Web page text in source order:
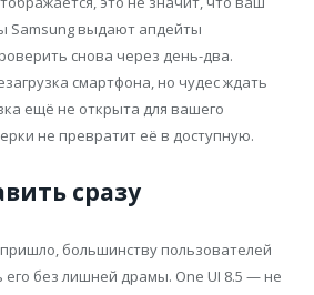
Samsung выдают апдейты
снова через день-два.
смартфона, но чудес ждать
ещё не открыта для вашего
не превратит её в доступную.
сразу
большинству пользователей
его без лишней драмы. One UI 8.5 — не